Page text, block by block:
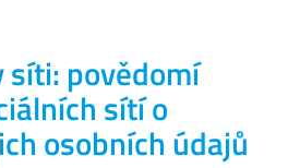
povědomí
sítí o
osobních údajů